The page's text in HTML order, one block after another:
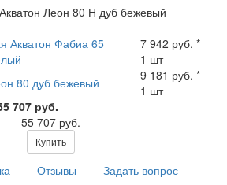
Леон 80 Н дуб бежевый
Акватон Фабиа 65
7 942 руб. *
1 шт
80 дуб бежевый
9 181 руб. *
1 шт
707 руб.
55 707 руб.
Купить
Отзывы
Задать вопрос